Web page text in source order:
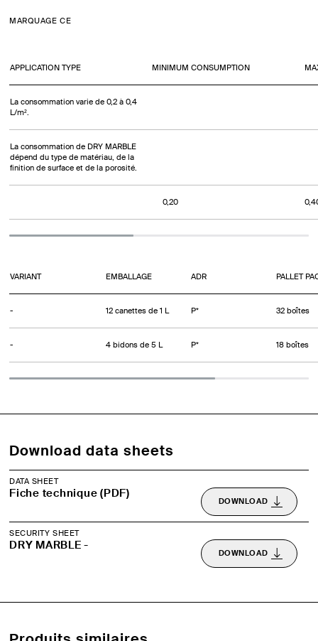
MARQUAGE CE
APPLICATION TYPE MINIMUM CONSUMPTION
La consommation varie de 0,2 à 0,4
L/m².
La consommation de DRY MARBLE
dépend du type de matériau, de la
finition de surface et de la porosité.
0,20
VARIANT EMBALLAGE ADR PALLET
- 12 canettes de 1 L P* 32 boîtes
- 4 bidons de 5 L P* 18 boîtes
Download data sheets
DATA SHEET
Fiche technique (PDF)
DOWNLOAD
SECURITY SHEET
DRY MARBLE -
DOWNLOAD